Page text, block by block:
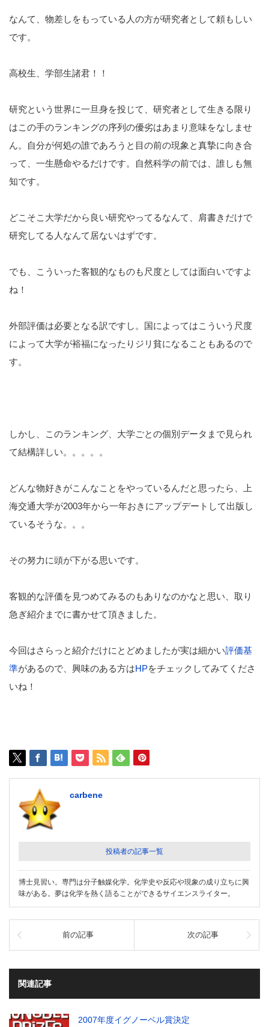
なんて、物差しをもっている人の方が研究者として頼もしい
です。
高校生、学部生諸君！！
研究という世界に一旦身を投じて、研究者として生きる限り
はこの手のランキングの序列の優劣はあまり意味をなしませ
ん。自分が何処の誰であろうと目の前の現象と真摯に向き合
って、一生懸命やるだけです。自然科学の前では、誰しも無
知です。
どこそこ大学だから良い研究やってるなんて、肩書きだけで
研究してる人なんて居ないはずです。
でも、こういった客観的なものも尺度としては面白いですよ
ね！
外部評価は必要となる訳ですし。国によってはこういう尺度
によって大学が裕福になったりジリ貧になることもあるので
す。
しかし、このランキング、大学ごとの個別データまで見られ
て結構詳しい。。。。。
どんな物好きがこんなことをやっているんだと思ったら、上
海交通大学が2003年から一年おきにアップデートして出版し
ているそうな。。。
その努力に頭が下がる思いです。
客観的な評価を見つめてみるのもありなのかなと思い、取り
急ぎ紹介までに書かせて頂きました。
今回はさらっと紹介だけにとどめましたが実は細かい評価基
準があるので、興味のある方はHPをチェックしてみてくださ
いね！
carbene
投稿者の記事一覧
博士見習い。専門は分子触媒化学。化学史や反応や現象の成り立ちに興
味がある。夢は化学を熱く語ることができるサイエンスライター。
前の記事 次の記事
関連記事
2007年度イグノーベル賞決定